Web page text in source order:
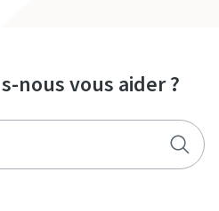
nous vous aider ?